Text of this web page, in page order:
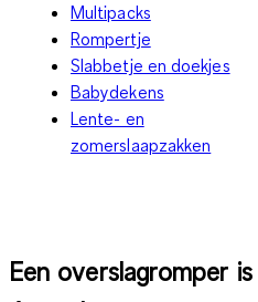
Multipacks
Rompertje
Slabbetje en doekjes
Babydekens
Lente- en
zomerslaapzakken
Een overslagromper